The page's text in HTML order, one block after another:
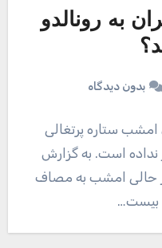
به رونالدو
بدون دیدگاه
ستاره پرتغالی
نداده است. به گزارش
در حالی امشب به مصاف
بیست…